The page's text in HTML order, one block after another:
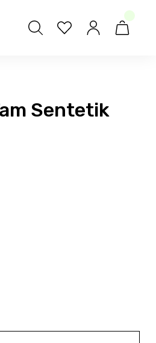
Sentetik